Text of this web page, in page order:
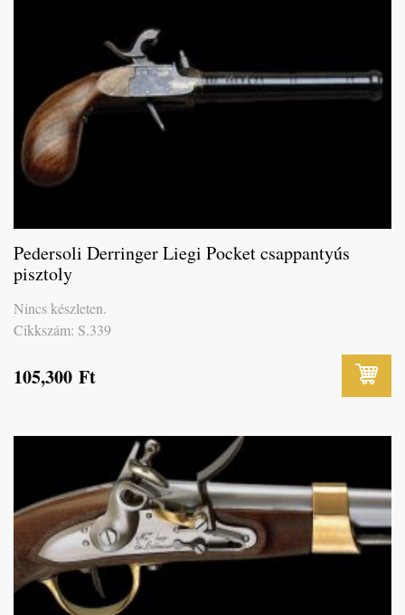
Pedersoli Derringer Liegi Pocket csappantyús
pisztoly
Nincs készleten.
Cikkszám: S.339
105,300 Ft